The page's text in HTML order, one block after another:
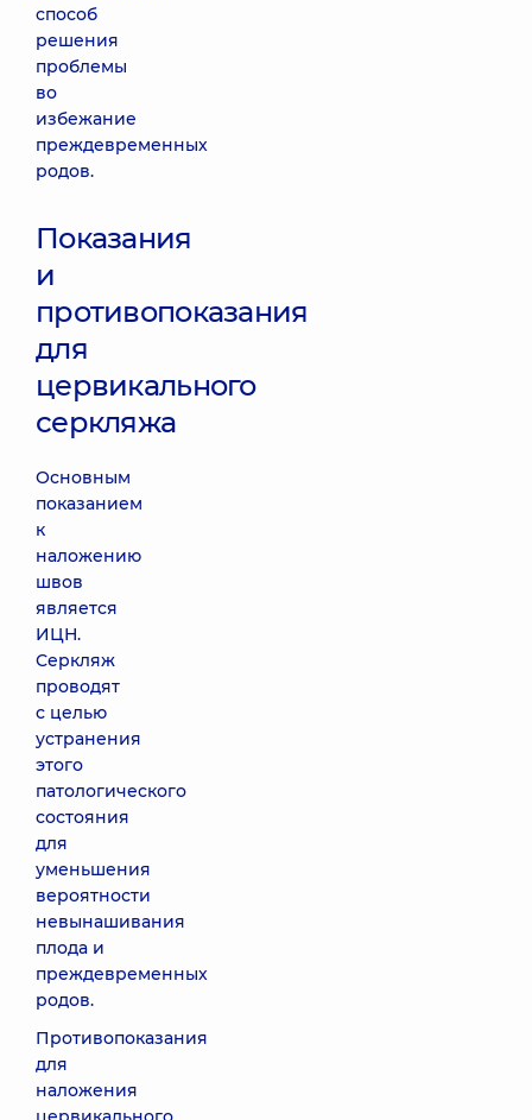
способ
решения
проблемы
во
избежание
преждевременных
родов.
Показания
и
противопоказания
для
цервикального
серкляжа
Основным
показанием
к
наложению
швов
является
ИЦН.
Серкляж
проводят
с целью
устранения
этого
патологического
состояния
для
уменьшения
вероятности
невынашивания
плода и
преждевременных
родов.
Противопоказания
для
наложения